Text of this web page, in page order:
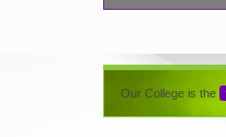
Our College is the